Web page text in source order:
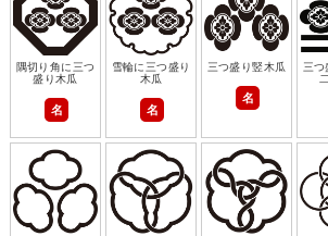
隅切り角に三つ
盛り木瓜
名
雪輪に三つ盛り
木瓜
名
三つ盛り竪木瓜
名
三つ